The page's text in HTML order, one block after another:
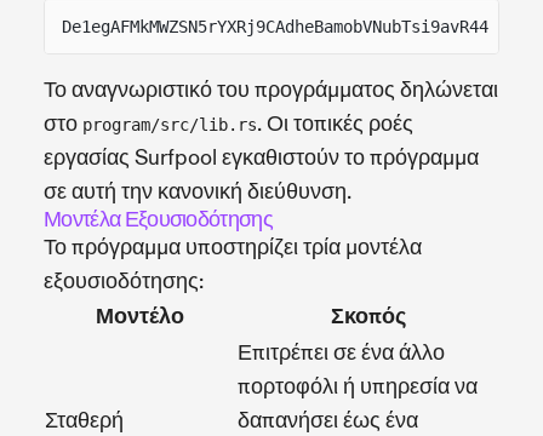
De1egAFMkMWZSN5rYXRj9CAdheBamobVNubTsi9avR44
Το αναγνωριστικό του προγράμματος δηλώνεται
στο program/src/lib.rs. Οι τοπικές ροές
εργασίας Surfpool εγκαθιστούν το πρόγραμμα
σε αυτή την κανονική διεύθυνση.
Μοντέλα Εξουσιοδότησης
Το πρόγραμμα υποστηρίζει τρία μοντέλα
εξουσιοδότησης:
Μοντέλο
Σκοπός
Σταθερή
Επιτρέπει σε ένα άλλο
πορτοφόλι ή υπηρεσία να
δαπανήσει έως ένα